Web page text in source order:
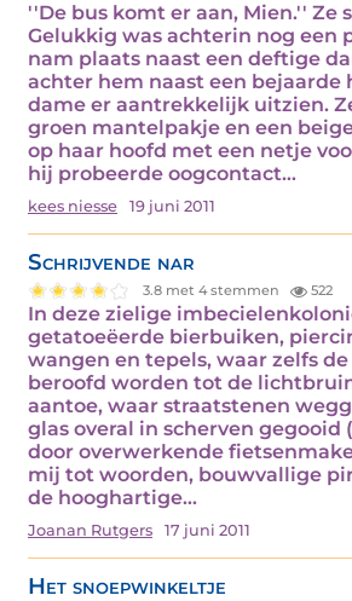
''De bus komt er aan, Mien.'' Ze
Gelukkig was achterin nog een
nam plaats naast een deftige
achter hem naast een bejaarde
dame er aantrekkelijk uitzien.
groen mantelpakje en een
op haar hoofd met een netje
hij probeerde oogcontact…
kees niesse 19 juni 2011
Schrijvende nar
3.8 met 4 stemmen 522
In deze zielige
getatoeëerde bierbuiken,
wangen en tepels, waar zelfs
beroofd worden tot de
aantoe, waar straatstenen
glas overal in scherven gegooid
door overwerkende
mij tot woorden, bouwvallige
de hooghartige…
Joanan Rutgers 17 juni 2011
Het snoepwinkeltje